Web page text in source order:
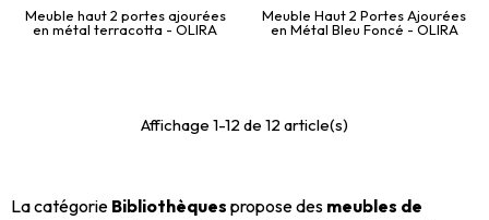
Meuble haut 2 portes ajourées
en métal terracotta - OLIRA
Meuble Haut 2 Portes Ajourées
en Métal Bleu Foncé - OLIRA
Affichage 1-12 de 12 article(s)
La catégorie Bibliothèques propose des meubles de